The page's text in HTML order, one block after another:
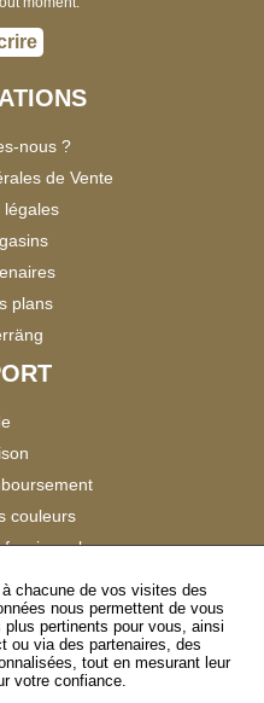
nous ?
de Vente
légales
plans
couleurs
Clients
NOUS
chacune de vos visites des
nous permettent de vous
pertinents pour vous, ainsi
ou via des partenaires, des
tout en mesurant leur
votre confiance.